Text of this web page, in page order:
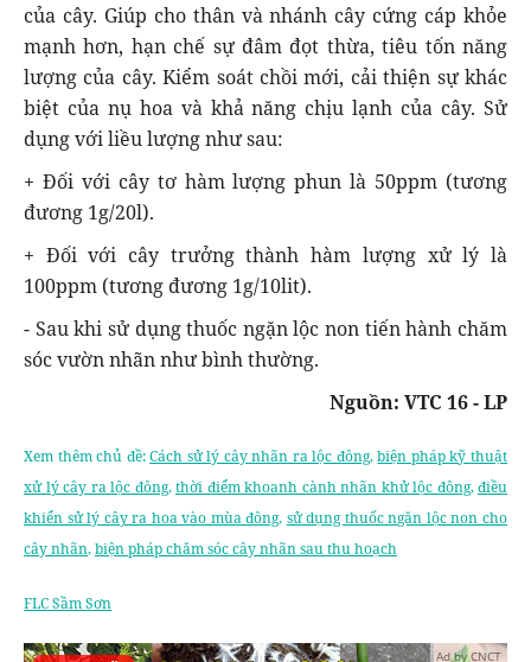
của cây. Giúp cho thân và nhánh cây cứng cáp khỏe
mạnh hơn, hạn chế sự đâm đọt thừa, tiêu tốn năng
lượng của cây. Kiểm soát chồi mới, cải thiện sự khác
biệt của nụ hoa và khả năng chịu lạnh của cây. Sử
dụng với liều lượng như sau:
+ Đối với cây tơ hàm lượng phun là 50ppm (tương
đương 1g/20l).
+ Đối với cây trưởng thành hàm lượng xử lý là
100ppm (tương đương 1g/10lit).
- Sau khi sử dụng thuốc ngặn lộc non tiến hành chăm
sóc vườn nhãn như bình thường.
Nguồn: VTC 16 - LP
Xem thêm chủ đề:Cách sử lý cây nhãn ra lộc đông,biện pháp kỹ thuật
xử lý cây ra lộc đông,thời điểm khoanh cành nhãn khử lộc đông,điều
khiển sử lý cây ra hoa vào mùa đông, sử dụng thuốc ngăn lộc non cho
cây nhãn,biện pháp chăm sóc cây nhãn sau thu hoạch
FLC Sầm Sơn
Ad by CNCT